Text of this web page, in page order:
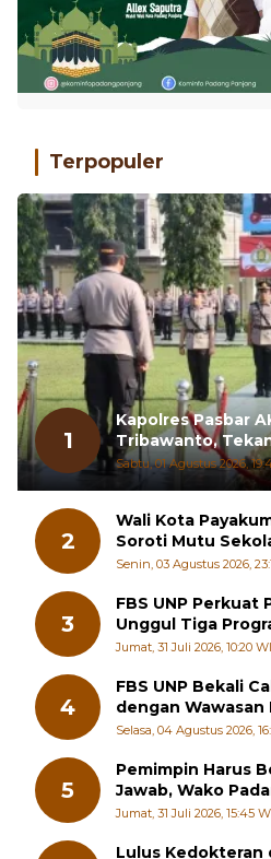
Terpopuler
1
Kapolres Pasbar
Tribawanto,
Pelayanan dan
Masyarakat
Sabtu, 01 Agustus 2026,
2
Wali Kota
Soroti Mutu
RSUD
Senin, 03 Agustus 2026,
3
FBS UNP Perkuat
Unggul Tiga
Jumat, 31 Juli 2026, 10:20
4
FBS UNP Bekali
dengan Wawasan
Kewirausahaan
Selasa, 04 Agustus 2026,
5
Pemimpin Harus
Jawab, Wako
Pelatihan
Jumat, 31 Juli 2026, 15:45
Lulus Kedokteran